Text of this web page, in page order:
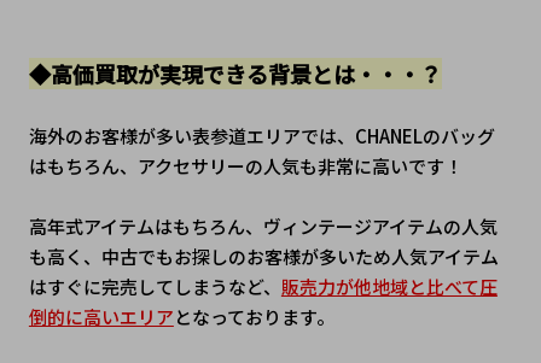
◆高価買取が実現できる背景とは・・・？
海外のお客様が多い表参道エリアでは、CHANELのバッグ
はもちろん、アクセサリーの人気も非常に高いです！
高年式アイテムはもちろん、ヴィンテージアイテムの人気
も高く、中古でもお探しのお客様が多いため人気アイテム
はすぐに完売してしまうなど、 販売力が他地域と比べて圧
倒的に高いエリアとなっております。